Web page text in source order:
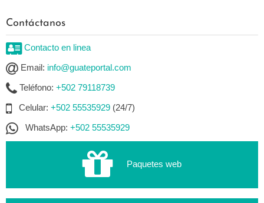
Contáctanos
Contacto en linea
Email: info@guateportal.com
Teléfono: +502 79118739
Celular: +502 55535929 (24/7)
WhatsApp: +502 55535929
Paquetes web